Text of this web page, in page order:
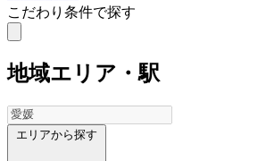
こだわり条件で探す
地域エリア・駅
エリアから探す